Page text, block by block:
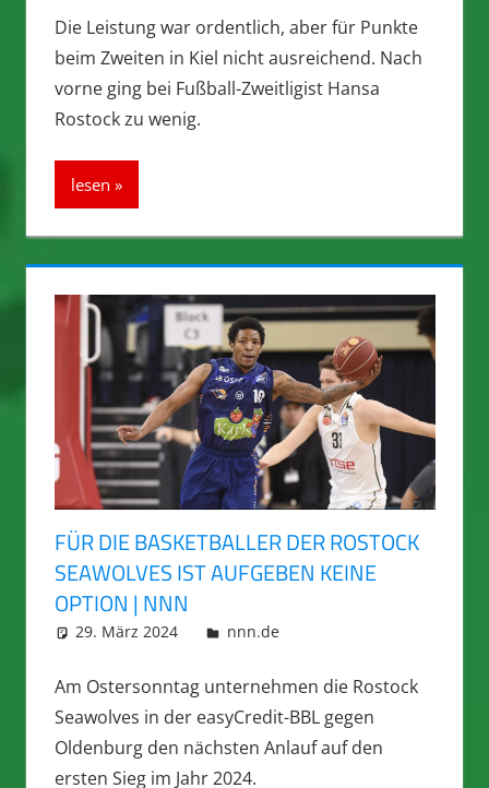
Die Leistung war ordentlich, aber für Punkte
beim Zweiten in Kiel nicht ausreichend. Nach
vorne ging bei Fußball-Zweitligist Hansa
Rostock zu wenig.
lesen
FÜR DIE BASKETBALLER DER ROSTOCK
SEAWOLVES IST AUFGEBEN KEINE
OPTION | NNN
29. März 2024 integromat
nnn.de
Am Ostersonntag unternehmen die Rostock
Seawolves in der easyCredit-BBL gegen
Oldenburg den nächsten Anlauf auf den
ersten Sieg im Jahr 2024.